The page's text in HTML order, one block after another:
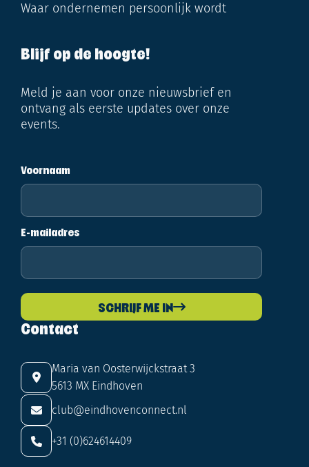
Waar ondernemen persoonlijk wordt
Blijf op de hoogte!
Meld je aan voor onze nieuwsbrief en
ontvang als eerste updates over onze
events.
Voornaam
E-mailadres
SCHRIJF ME IN
Contact
Maria van Oosterwijckstraat 3
5613 MX Eindhoven
club@eindhovenconnect.nl
+31 (0)624614409